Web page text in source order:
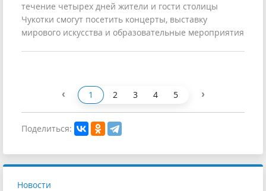
течение четырех дней жители и гости столицы
Чукотки смогут посетить концерты, выставку
мирового искусства и образовательные мероприятия
‹ 1 2 3 4 5 ›
Поделиться:
Новости